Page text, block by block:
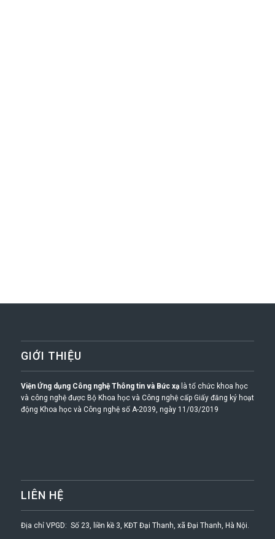
GIỚI THIỆU
Viện Ứng dụng Công nghệ Thông tin và Bức xạlà tổ chức khoa học
và công nghệ được Bộ Khoa học và Công nghệ cấp Giấy đăng ký hoạt
động Khoa học và Công nghệ số A-2039, ngày 11/03/2019
LIÊN HỆ
Địa chỉ VPGD: Số 23, liền kề 3, KĐT Đại Thanh, xã Đại Thanh, Hà Nội.